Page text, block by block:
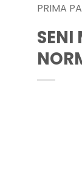
PRIMA
SENI